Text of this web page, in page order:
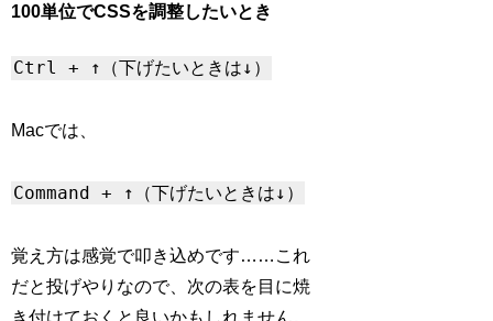
100単位でCSSを調整したいとき
Ctrl + ↑（下げたいときは↓）
Macでは、
Command + ↑（下げたいときは↓）
覚え方は感覚で叩き込めです……これ
だと投げやりなので、次の表を目に焼
き付けておくと良いかもしれません。